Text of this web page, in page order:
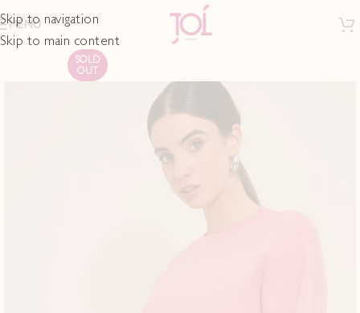
Skip to navigation
Skip to main content
MENU
SOLD
OUT